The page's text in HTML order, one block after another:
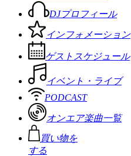
DJプロフィール
インフォメーション
ゲストスケジュール
イベント・ライブ
PODCAST
オンエア楽曲一覧
買い物を
する